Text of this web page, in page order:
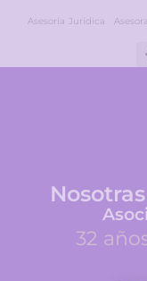
Asesoría Jurídica
32